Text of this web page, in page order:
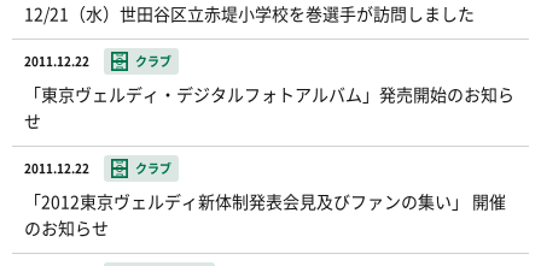
12/21（水）世田谷区立赤堤小学校を巻選手が訪問しました
2011.12.22 クラブ
「東京ヴェルディ・デジタルフォトアルバム」発売開始のお知ら
せ
2011.12.22 クラブ
「2012東京ヴェルディ新体制発表会見及びファンの集い」 開催
のお知らせ